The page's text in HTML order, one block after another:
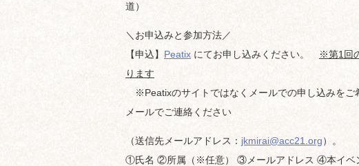
道）
＼お申込みと参加方法／
【申込】 Peatix にてお申し込みください。
※第1回
ります
※Peatixのサイトではなくメールでの申し込みをご
メールでご連絡ください
（送信先メールアドレス： jkmirai@acc21.org）。
①氏名 ②所属（※任意） ③メールアドレス ④本イベ